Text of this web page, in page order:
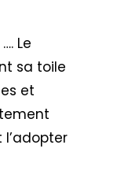
Le
sa toile
et